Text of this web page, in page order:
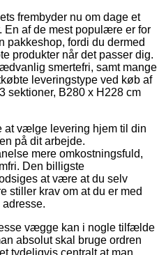
frembyder nu om dage et
En af de mest populære er for
fordi du dermed
produkter når det passer dig.
smertefri, samt mange
leveringstype ved køb af
sektioner, B280 x H228 cm
at vælge levering hjem til din
på dit arbejde.
mere omkostningsfuld,
Den billigste
at være at du selv
stiller krav om at du er med
vægge kan i nogle tilfælde
absolut skal bruge ordren
tydeligvis centralt at man